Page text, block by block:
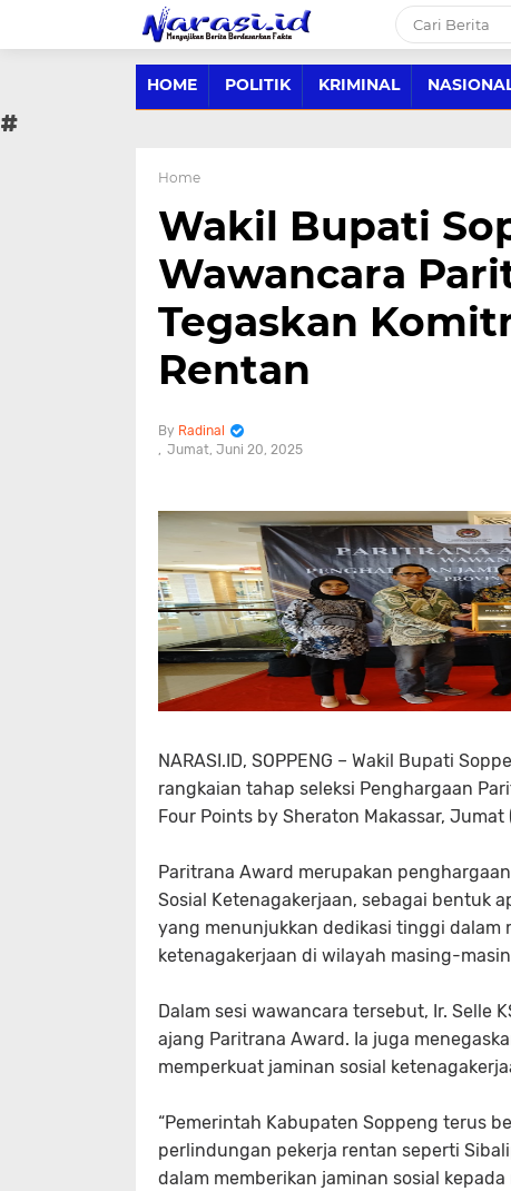
HOME POLITIK KRIMINAL
#
Home
Wakil Bupati
Wawancara
Tegaskan
Rentan
Radinal
Jumat, Juni 20, 2025
NARASI.ID, SOPPENG – Wakil Bupati
rangkaian tahap seleksi Penghargaan
Four Points by Sheraton Makassar,
Paritrana Award merupakan
Sosial Ketenagakerjaan, sebagai bentuk
yang menunjukkan dedikasi tinggi dalam
ketenagakerjaan di wilayah masing-
Dalam sesi wawancara tersebut, Ir. Selle
ajang Paritrana Award. Ia juga
memperkuat jaminan sosial
“Pemerintah Kabupaten Soppeng terus
perlindungan pekerja rentan seperti
dalam memberikan jaminan sosial